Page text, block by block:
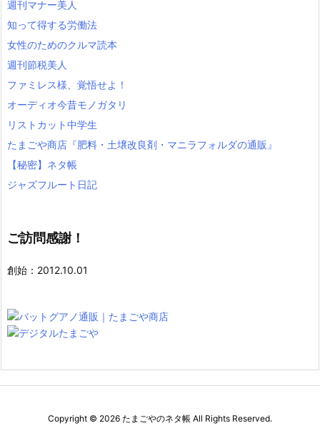
週刊マナー美人
知って得する労働法
女性のためのクルマ読本
週刊節税美人
ファミレス様、覚悟せよ！
オーディオ今昔モノガタリ
リストカット中学生
たまごや商店『肥料・土壌改良剤・マニラフォルダの通販』
【秘密】ネタ帳
ジャズフルート日記
ご訪問感謝！
創始：2012.10.01
Copyright © 2026 たまごやのネタ帳 All Rights Reserved.